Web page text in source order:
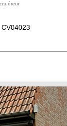
CV04023